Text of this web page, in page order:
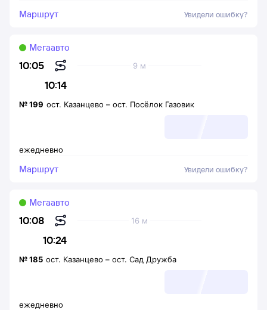
Маршрут Увидели ошибку?
10:05
10:14
9 м
Мегаавто
ежедневно
№199 ост. Казанцево – ост. Посёлок Газовик
Маршрут Увидели ошибку?
10:08
10:24
16 м
Мегаавто
ежедневно
№185 ост. Казанцево – ост. Сад Дружба